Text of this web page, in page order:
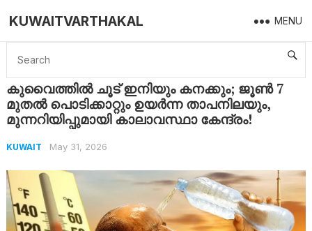
KUWAITVARTHAKAL MENU
Home Kuwait കുവൈത്തിൽ ചൂട് ഇനിയും കനക്കും; ജൂൺ 7 മുതൽ പൊടിക്കാറ്റും ഉയർന്ന താപനിലയും, മുന്നറിയിപ്പുമായി കാലാവസ്ഥാ കേന്ദ്രം!
കുവൈത്തിൽ ചൂട് ഇനിയും കനക്കും; ജൂൺ 7
മുതൽ പൊടിക്കാറ്റും ഉയർന്ന താപനിലയും,
മുന്നറിയിപ്പുമായി കാലാവസ്ഥാ കേന്ദ്രം!
KUWAIT May 31, 2026